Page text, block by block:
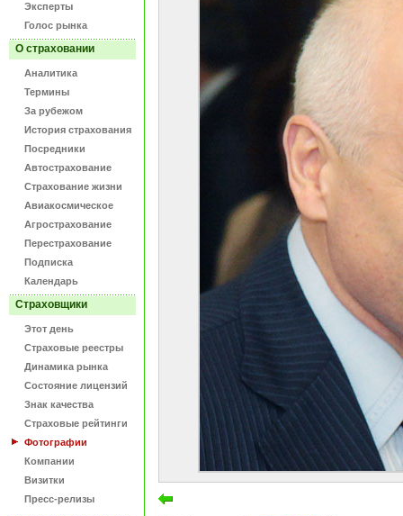
Эксперты
Голос рынка
О страховании
Аналитика
Термины
За рубежом
История страхования
Посредники
Автострахование
Страхование жизни
Авиакосмическое
Агрострахование
Перестрахование
Подписка
Календарь
Страховщики
Этот день
Страховые реестры
Динамика рынка
Состояние лицензий
Знак качества
Страховые рейтинги
Фотографии
Компании
Визитки
Пресс-релизы